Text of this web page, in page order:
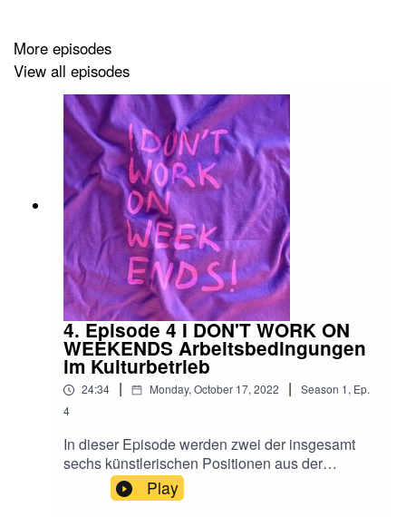
passed on and which are not?
More episodes
View all episodes
4. Episode 4 I DON'T WORK ON
WEEKENDS Arbeitsbedingungen
im Kulturbetrieb
24:34 | Monday, October 17, 2022 | Season 1, Ep.
4
In dieser Episode werden zwei der insgesamt
sechs künstlerischen Positionen aus der
Gruppenausstellung I DON'T WORK ON
WEEKENDS! vorgestellt. Die von Vincent Schier
Play